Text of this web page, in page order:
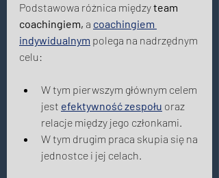
Podstawowa różnica między team
coachingiem, a coachingiem
indywidualnym polega na nadrzędnym
celu:
W tym pierwszym głównym celem
jest efektywność zespołu oraz
relacje między jego członkami.
W tym drugim praca skupia się na
jednostce i jej celach.